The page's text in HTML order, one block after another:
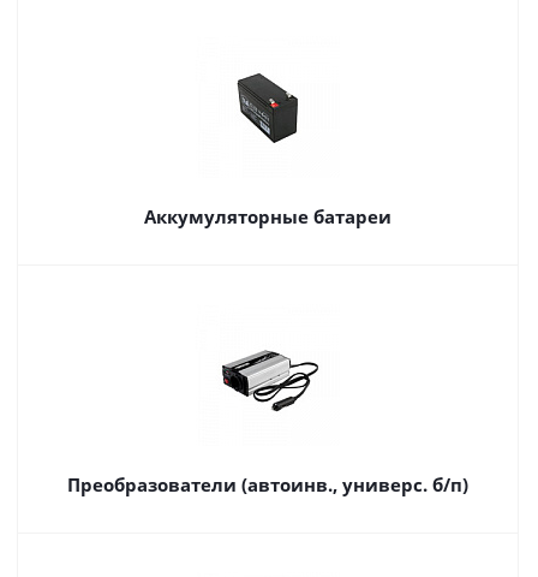
Аккумуляторные батареи
Преобразователи (автоинв., универс. б/п)